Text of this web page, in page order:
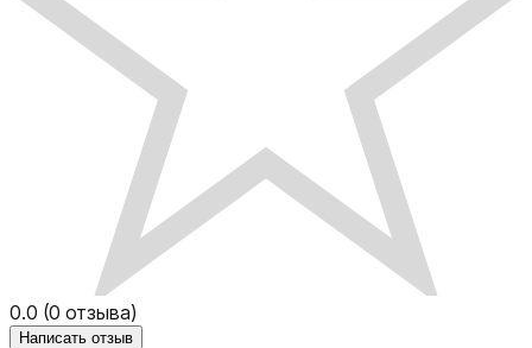
0.0 (0 отзыва)
Написать отзыв